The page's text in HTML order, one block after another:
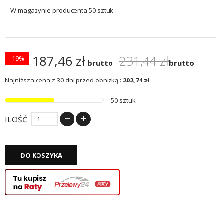
W magazynie producenta 50 sztuk
187,46 zł brutto 231,44 złbrutto
-19%
Najniższa cena z 30 dni przed obniżką : 202,74 zł
50 sztuk
ILOŚĆ
DO KOSZYKA